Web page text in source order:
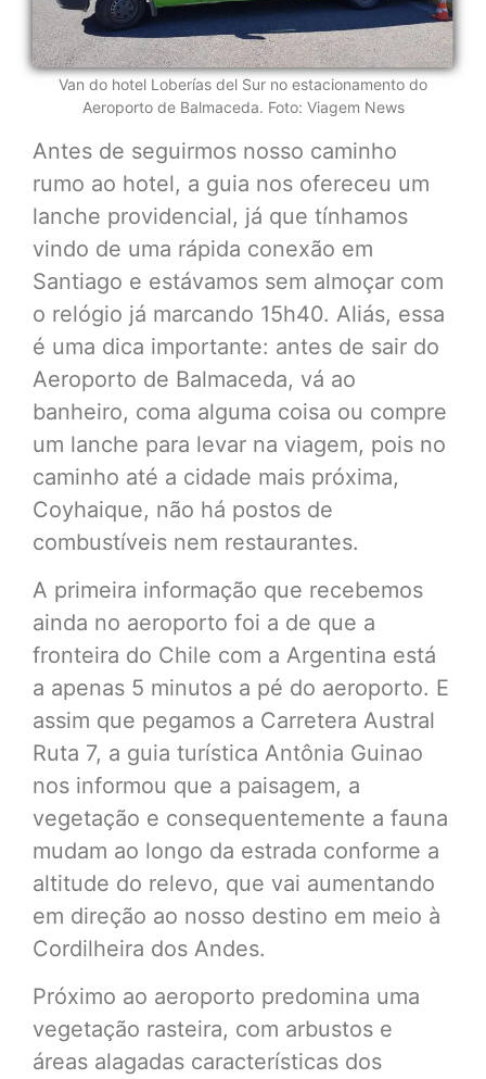
Van do hotel Loberías del Sur no estacionamento do
Aeroporto de Balmaceda. Foto: Viagem News
Antes de seguirmos nosso caminho
rumo ao hotel, a guia nos ofereceu um
lanche providencial, já que tínhamos
vindo de uma rápida conexão em
Santiago e estávamos sem almoçar com
o relógio já marcando 15h40. Aliás, essa
é uma dica importante: antes de sair do
Aeroporto de Balmaceda, vá ao
banheiro, coma alguma coisa ou compre
um lanche para levar na viagem, pois no
caminho até a cidade mais próxima,
Coyhaique, não há postos de
combustíveis nem restaurantes.
A primeira informação que recebemos
ainda no aeroporto foi a de que a
fronteira do Chile com a Argentina está
a apenas 5 minutos a pé do aeroporto. E
assim que pegamos a Carretera Austral
Ruta 7, a guia turística Antônia Guinao
nos informou que a paisagem, a
vegetação e consequentemente a fauna
mudam ao longo da estrada conforme a
altitude do relevo, que vai aumentando
em direção ao nosso destino em meio à
Cordilheira dos Andes.
Próximo ao aeroporto predomina uma
vegetação rasteira, com arbustos e
áreas alagadas características dos